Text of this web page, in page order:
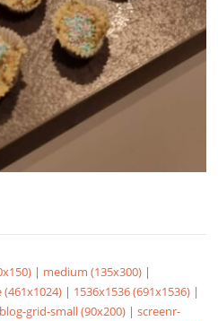
| medium (135x300) |
(461x1024) | 1536x1536 (691x1536) |
grid-small (90x200) |screenr-